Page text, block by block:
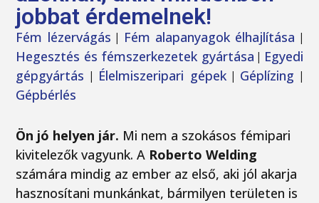
jobbat érdemelnek!
Fém lézervágás | Fém alapanyagok élhajlítása |
Hegesztés és fémszerkezetek gyártása | Egyedi
gépgyártás | Élelmiszeripari gépek| Géplízing |
Gépbérlés
Ön jó helyen jár. Mi nem a szokásos fémipari
kivitelezők vagyunk. A Roberto Welding
számára mindig az ember az első, aki jól akarja
hasznosítani munkánkat, bármilyen területen is